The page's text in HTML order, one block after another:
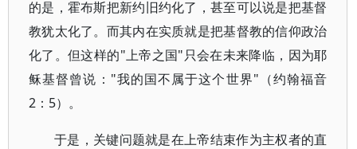
的是，霍布斯把新约旧约化了，甚至可以说是把基督
教犹太化了。而其内在实质就是把基督教的信仰政治
化了。但这样的"上帝之国"只会在未来降临，因为耶
稣基督曾说："我的国不属于这个世界"（约翰福音
2：5）。
于是，关键问题就是在上帝结束作为主权者的直